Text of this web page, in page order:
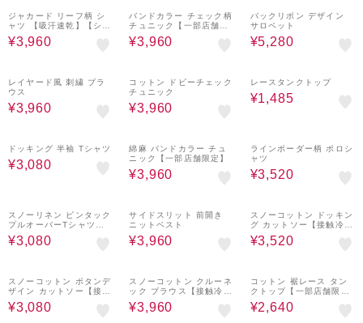
ジャカード リーフ柄 シ
ャツ 【吸汗速乾】【シワ
になりにくい】
¥3,960
バンドカラー チェック柄
チュニック【一部店舗限
定】
¥3,960
バックリボン デザイン
サロペット
¥5,280
レイヤード風 刺繍 ブラ
ウス
¥3,960
コットン ドビーチェック
チュニック
¥3,960
レースタンクトップ
¥1,485
ドッキング 半袖 Tシャツ
¥3,080
綿麻 バンドカラー チュ
ニック【一部店舗限定】
¥3,960
ラインボーダー柄 ポロシ
ャツ
¥3,520
スノーリネン ピンタック
プルオーバーTシャツ
【接触冷感】
¥3,080
サイドスリット 前開き
ニットベスト
¥3,960
スノーコットン ドッキン
グ カットソー【接触冷
感】
¥3,520
スノーコットン ボタンデ
ザイン カットソー【接触
冷感】
¥3,080
スノーコットン クルーネ
ック ブラウス【接触冷
感】
¥3,960
コットン 裾レース タン
クトップ【一部店舗限
定】
¥2,640